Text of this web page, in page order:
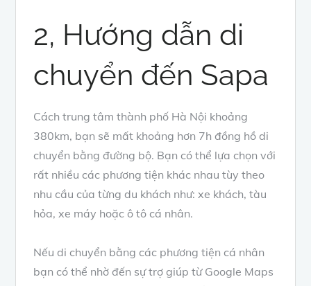
2, Hướng dẫn di
chuyển đến Sapa
Cách trung tâm thành phố Hà Nội khoảng
380km, bạn sẽ mất khoảng hơn 7h đồng hồ di
chuyển bằng đường bộ. Bạn có thể lựa chọn với
rất nhiều các phương tiện khác nhau tùy theo
nhu cầu của từng du khách như: xe khách, tàu
hỏa, xe máy hoặc ô tô cá nhân.
Nếu di chuyển bằng các phương tiện cá nhân
bạn có thể nhờ đến sự trợ giúp từ Google Maps